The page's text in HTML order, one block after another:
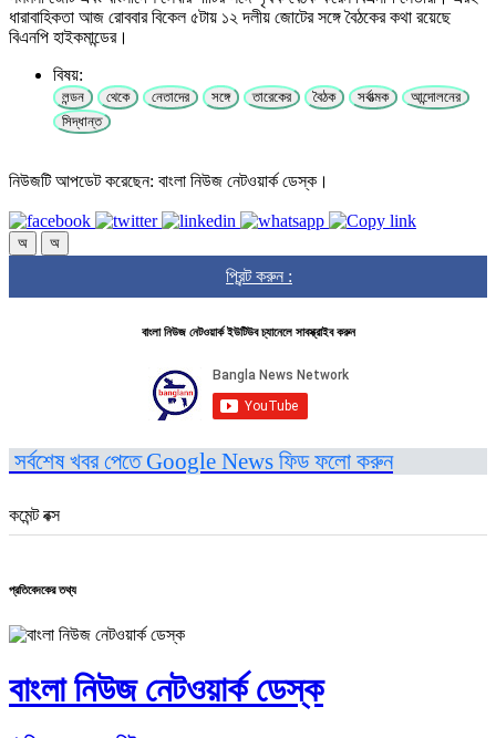
ধারাবাহিকতা আজ রোববার বিকেল ৫টায় ১২ দলীয় জোটের সঙ্গে বৈঠকের কথা রয়েছে
বিএনপি হাইকমান্ডের।
বিষয়:
লন্ডন থেকে নেতাদের সঙ্গে তারেকের বৈঠক সর্বাত্মক
আন্দোলনের
সিদ্ধান্ত
নিউজটি আপডেট করেছেন: বাংলা নিউজ নেটওয়ার্ক ডেস্ক।
অ অ
প্রিন্ট করুন :
বাংলা নিউজ নেটওয়ার্ক ইউটিউব চ্যানেলে সাবস্ক্রাইব করুন
সর্বশেষ খবর পেতে Google News ফিড ফলো করুন
কমেন্ট বক্স
প্রতিবেদকের তথ্য
বাংলা নিউজ নেটওয়ার্ক ডেস্ক